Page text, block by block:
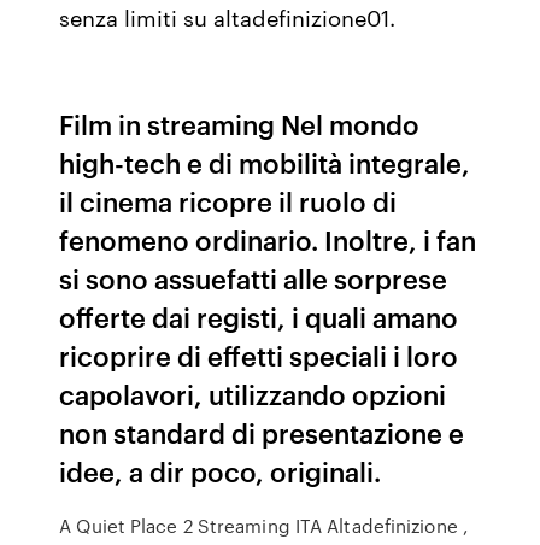
senza limiti su altadefinizione01.
Film in streaming Nel mondo
high-tech e di mobilità integrale,
il cinema ricopre il ruolo di
fenomeno ordinario. Inoltre, i fan
si sono assuefatti alle sorprese
offerte dai registi, i quali amano
ricoprire di effetti speciali i loro
capolavori, utilizzando opzioni
non standard di presentazione e
idee, a dir poco, originali.
A Quiet Place 2 Streaming ITA Altadefinizione ,